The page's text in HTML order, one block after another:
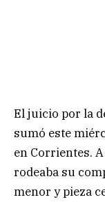
El juicio por la
sumó este
en Corrientes.
rodeaba su
menor y pieza